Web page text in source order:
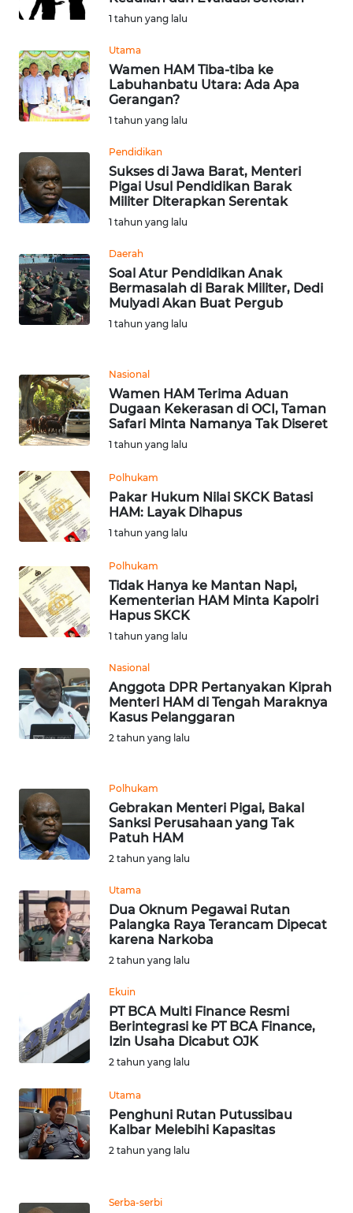
1 tahun yang lalu
Utama
Wamen HAM Tiba-tiba ke
Labuhanbatu Utara: Ada Apa
Gerangan?
1 tahun yang lalu
Pendidikan
Sukses di Jawa Barat, Menteri
Pigai Usul Pendidikan Barak
Militer Diterapkan Serentak
1 tahun yang lalu
Daerah
Soal Atur Pendidikan Anak
Bermasalah di Barak Militer, Dedi
Mulyadi Akan Buat Pergub
1 tahun yang lalu
Nasional
Wamen HAM Terima Aduan
Dugaan Kekerasan di OCI, Taman
Safari Minta Namanya Tak Diseret
1 tahun yang lalu
Polhukam
Pakar Hukum Nilai SKCK Batasi
HAM: Layak Dihapus
1 tahun yang lalu
Polhukam
Tidak Hanya ke Mantan Napi,
Kementerian HAM Minta Kapolri
Hapus SKCK
1 tahun yang lalu
Nasional
Anggota DPR Pertanyakan Kiprah
Menteri HAM di Tengah Maraknya
Kasus Pelanggaran
2 tahun yang lalu
Polhukam
Gebrakan Menteri Pigai, Bakal
Sanksi Perusahaan yang Tak
Patuh HAM
2 tahun yang lalu
Utama
Dua Oknum Pegawai Rutan
Palangka Raya Terancam Dipecat
karena Narkoba
2 tahun yang lalu
Ekuin
PT BCA Multi Finance Resmi
Berintegrasi ke PT BCA Finance,
Izin Usaha Dicabut OJK
2 tahun yang lalu
Utama
Penghuni Rutan Putussibau
Kalbar Melebihi Kapasitas
2 tahun yang lalu
Serba-serbi
WN
KALSEL
KALTIM
WN
SULSEL
WN
GORONTALO
WN
WN
MALUKU
WN
WN
DAIRI
DANAU
TOBA
WN
WN
LANGKAT
WN
TANJUNG
LESUNG
WN
KARO
WN
WN
LABUHANBATU
TAPANULI
TENGAH
WN DELI
SERDANG
WN